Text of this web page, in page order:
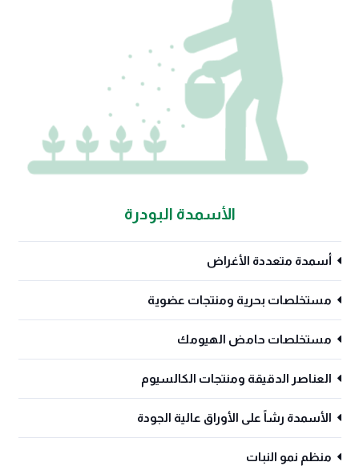
الأسمدة البودرة
أسمدة متعددة الأغراض
مستخلصات بحرية ومنتجات عضوية
مستخلصات حامض الهيومك
العناصر الدقيقة ومنتجات الكالسيوم
الأسمدة رشاً على الأوراق عالية الجودة
منظم نمو النبات